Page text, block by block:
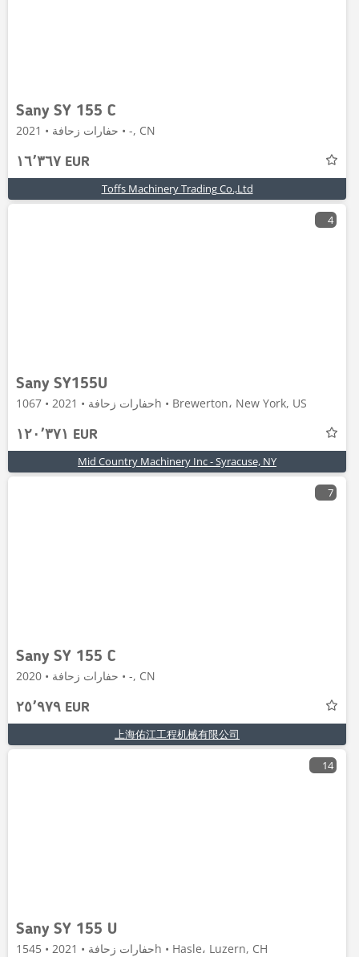
Sany SY 155 C
حفارات زحافة • 2021 • -, CN
١٦٬٣٦٧ EUR
Toffs Machinery Trading Co.,Ltd
4
Sany SY155U
حفارات زحافة • 2021 • 1067h • Brewerton، New York, US
١٢٠٬٣٧١ EUR
Mid Country Machinery Inc - Syracuse, NY
7
Sany SY 155 C
حفارات زحافة • 2020 • -, CN
٢٥٬٩٧٩ EUR
上海佑江工程机械有限公司
14
Sany SY 155 U
حفارات زحافة • 2021 • 1545h • Hasle، Luzern, CH